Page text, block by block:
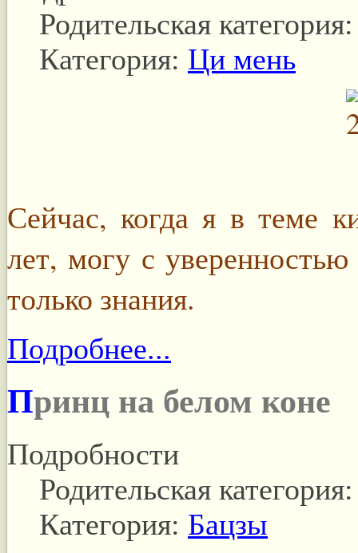
Родительская
Категория: Ци мень
Сейчас, когда я в теме
лет, могу с
только знания.
Подробнее...
Принц на белом коне
Подробности
Родительская
Категория: Бацзы